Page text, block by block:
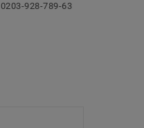
0203-928-789-63